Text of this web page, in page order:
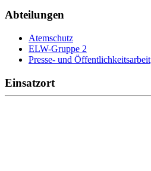
Abteilungen
Atemschutz
ELW-Gruppe 2
Presse- und Öffentlichkeitsarbeit
Einsatzort